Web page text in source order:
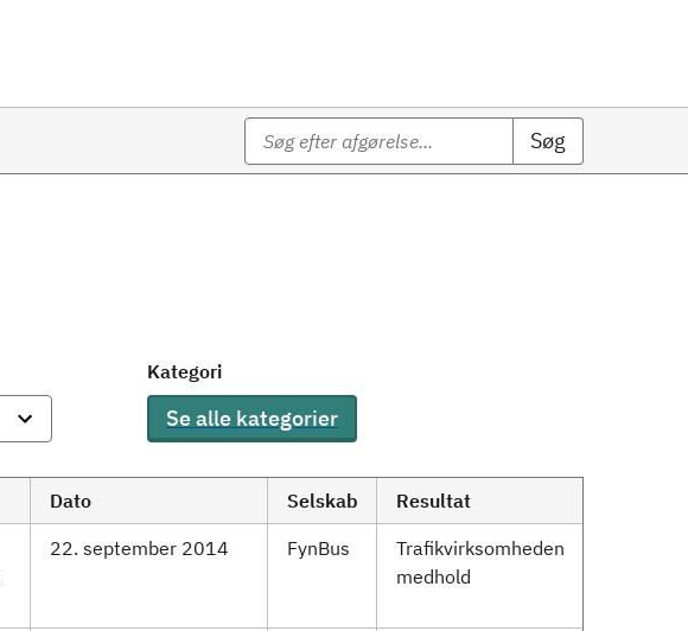
Søg
Kategori
Se alle kategorier
Dato Selskab
Resultat
22. september 2014 FynBus
Trafikvirksomheden
medhold